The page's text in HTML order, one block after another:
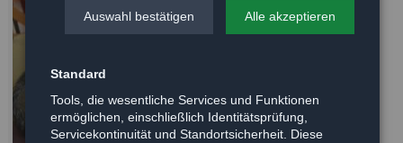
Auswahl bestätigen Alle akzeptieren
Standard
Tools, die wesentliche Services und Funktionen
ermöglichen, einschließlich Identitätsprüfung,
Servicekontinuität und Standortsicherheit. Diese